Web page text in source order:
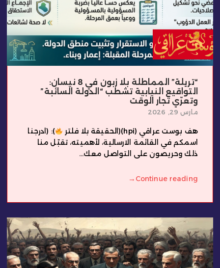
“تريلة” المماطلة بلا زبون في 8 نيسان:
التواقيع النيابية تشطب “الدولة السائبة”
وتعرّي تجار الوقت
مارس 29, 2026
هف بوست عراقي (hpi)(الحقيقة بلا فلتر
): (ادرجنا
اسمكم في القائمة الارسالية، لأهميته، تقبّل منا
ذلك وحريصون على التواصل معك...
Continue reading
→